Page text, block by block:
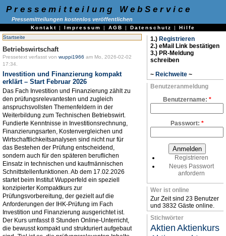
Pressemitteilung WebService
Pressemitteilungen kostenlos veröffentlichen
Kontakt | Impressum | AGB | Datenschutz | Hilfe
Startseite
Betriebswirtschaft
Pressetext verfasst von wuppi1966 am Mo, 2026-02-02
17:34.
Investition und Finanzierung kompakt
erklärt – Start Februar 2026
Das Fach Investition und Finanzierung zählt zu
den prüfungsrelevantesten und zugleich
anspruchsvollsten Themenfeldern in der
Weiterbildung zum Technischen Betriebswirt.
Fundierte Kenntnisse in Investitionsrechnung,
Finanzierungsarten, Kostenvergleichen und
Wirtschaftlichkeitsanalysen sind nicht nur für
das Bestehen der Prüfung entscheidend,
sondern auch für den späteren beruflichen
Einsatz in technischen und kaufmännischen
Schnittstellenfunktionen. Ab dem 17.02.2026
startet beim Institut Wupperfeld ein speziell
konzipierter Kompaktkurs zur
Prüfungsvorbereitung, der gezielt auf die
Anforderungen der IHK-Prüfung im Fach
Investition und Finanzierung ausgerichtet ist.
Der Kurs umfasst 8 Stunden Online-Unterricht,
die bewusst kompakt und strukturiert aufgebaut
1.) Registrieren
2.) eMail Link bestätigen
3.) PR-Meldung
schreiben
~ Reichweite ~
Benutzeranmeldung
Benutzername: *
Passwort: *
Registrieren
Neues Passwort
anfordern
Wer ist online
Zur Zeit sind 23 Benutzer
und 3832 Gäste online.
Stichwörter
Aktien Aktienkurs